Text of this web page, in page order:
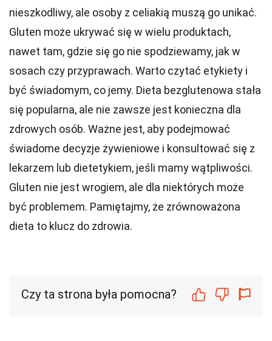
nieszkodliwy, ale osoby z celiakią muszą go unikać.
Gluten może ukrywać się w wielu produktach,
nawet tam, gdzie się go nie spodziewamy, jak w
sosach czy przyprawach. Warto czytać etykiety i
być świadomym, co jemy. Dieta bezglutenowa stała
się popularna, ale nie zawsze jest konieczna dla
zdrowych osób. Ważne jest, aby podejmować
świadome decyzje żywieniowe i konsultować się z
lekarzem lub dietetykiem, jeśli mamy wątpliwości.
Gluten nie jest wrogiem, ale dla niektórych może
być problemem. Pamiętajmy, że zrównoważona
dieta to klucz do zdrowia.
Czy ta strona była pomocna?